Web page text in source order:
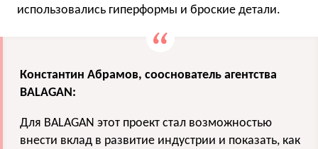
использовались гиперформы и броские детали.
Константин Абрамов, сооснователь агентства
BALAGAN:
Для BALAGAN этот проект стал возможностью
внести вклад в развитие индустрии и показать, как